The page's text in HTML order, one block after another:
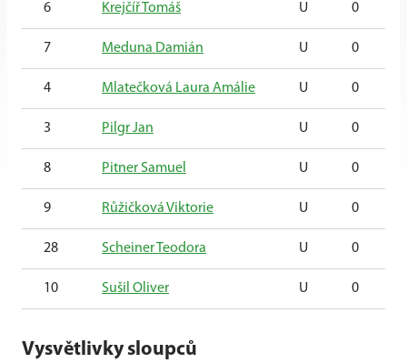
6 Krejčíř Tomáš U 0
7 Meduna Damián U 0
4 Mlatečková Laura Amálie U 0
3 Pilgr Jan U 0
8 Pitner Samuel U 0
9 Růžičková Viktorie U 0
28 Scheiner Teodora U 0
10 Sušil Oliver U 0
Vysvětlivky sloupců